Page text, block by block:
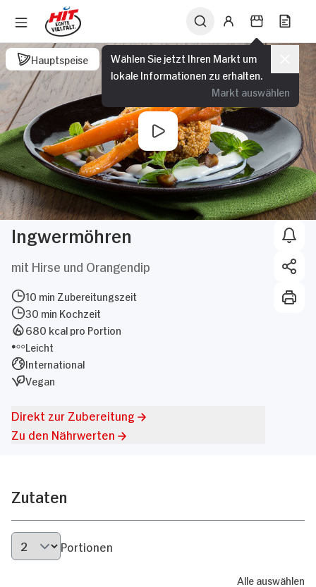
Wählen Sie jetzt Ihren Markt um
lokale Informationen zu erhalten.
Markt auswählen
Hauptspeise
Ingwermöhren
mit Hirse und Orangendip
10 min Zubereitungszeit
30 min Kochzeit
680 kcal pro Portion
Leicht
International
Vegan
Direkt zur Zubereitung
Zu den Nährwerten
Zutaten
Portionen
Alle auswählen